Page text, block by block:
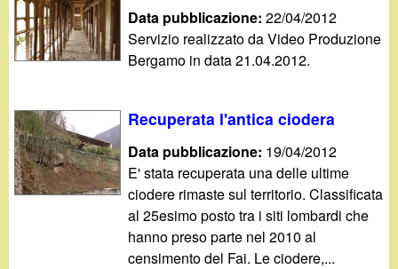
Data pubblicazione:22/04/2012
Servizio realizzato da Video Produzione
Bergamo in data 21.04.2012.
Recuperata l'antica ciodera
Data pubblicazione: 19/04/2012
E' stata recuperata una delle ultime
ciodere rimaste sul territorio. Classificata
al 25esimo posto tra i siti lombardi che
hanno preso parte nel 2010 al
censimento del Fai. Le ciodere,...